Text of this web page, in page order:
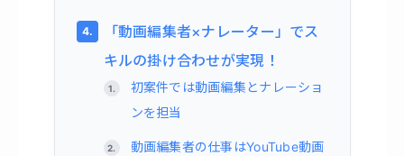
「動画編集者×ナレーター」でス
キルの掛け合わせが実現！
初案件では動画編集とナレーショ
ンを担当
動画編集者の仕事はYouTube動画